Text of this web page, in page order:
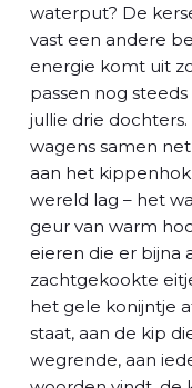
waterput? De
vast een andere
energie komt uit
passen nog
jullie drie
wagens samen
aan het
wereld lag – het
geur van warm
eieren die er bijna
zachtgekookte
het gele konijntje
staat, aan de kip
wegrende, aan